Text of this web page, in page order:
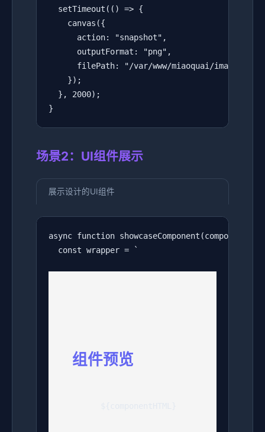
  setTimeout(() => {
    canvas({
      action: "snapshot",
      outputFormat: "png",
filePath: "/var/www/miaoquai/images/
    });
  }, 2000);
}
场景2：UI组件展示
展示设计的UI组件
async function
  const wrapper = `
组件预览